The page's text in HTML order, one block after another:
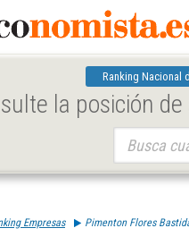
Ranking Nacional
la posición
Empresas Pimenton Flores